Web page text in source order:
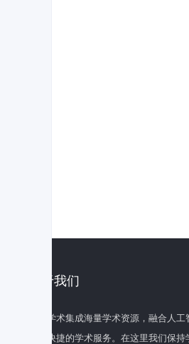
关于我们
百度学术集成海量学术资源，融合人
全面快捷的学术服务。在这里我们保